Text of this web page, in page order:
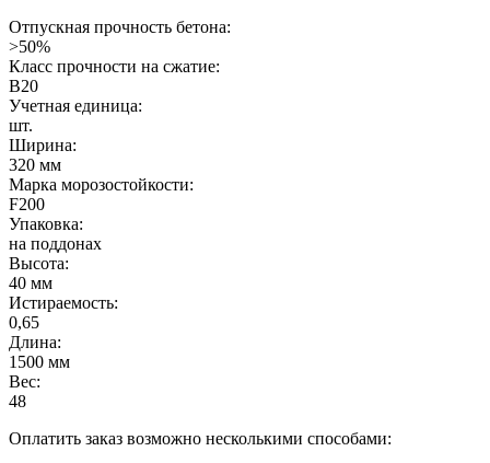
Отпускная прочность бетона:
>50%
Класс прочности на сжатие:
B20
Учетная единица:
шт.
Ширина:
320 мм
Марка морозостойкости:
F200
Упаковка:
на поддонах
Высота:
40 мм
Истираемость:
0,65
Длина:
1500 мм
Вес:
48
Оплатить заказ возможно несколькими способами: